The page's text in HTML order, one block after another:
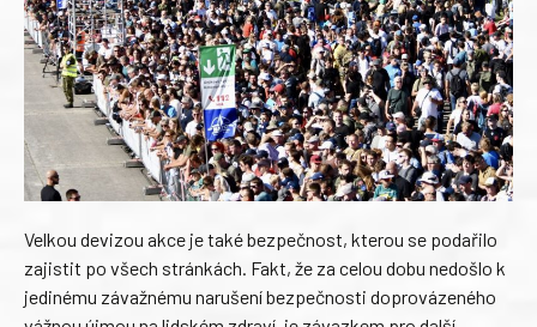
Velkou devizou akce je také bezpečnost, kterou se podařilo
zajistit po všech stránkách. Fakt, že za celou dobu nedošlo k
jedinému závažnému narušení bezpečnosti doprovázeného